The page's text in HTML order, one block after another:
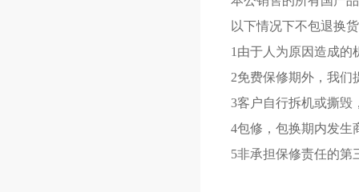
以下情况下不包退换
1由于人为原因造成的
2免费保修期外，我们
3客户自行拆机或撕毁
4包修，包换期内发生
5非承担保修责任的第